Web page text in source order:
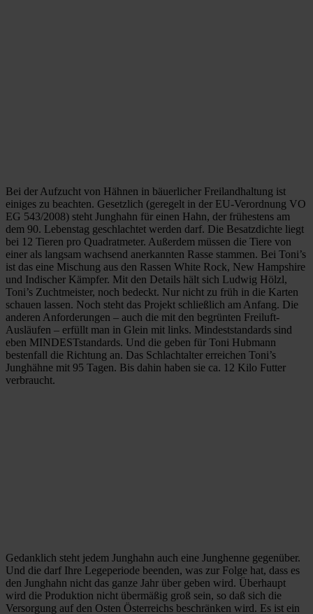
Bei der Aufzucht von Hähnen in bäuerlicher Freilandhaltung ist
einiges zu beachten. Gesetzlich (geregelt in der EU-Verordnung VO
EG 543/2008) steht Junghahn für einen Hahn, der frühestens am
dem 90. Lebenstag geschlachtet werden darf. Die Besatzdichte liegt
bei 12 Tieren pro Quadratmeter. Außerdem müssen die Tiere von
einer als langsam wachsend anerkannten Rasse stammen. Bei Toni’s
ist das eine Mischung aus den Rassen White Rock, New Hampshire
und Indischer Kämpfer. Mit den Details hält sich Ludwig Hölzl,
Toni’s Zuchtmeister, noch bedeckt. Nur nicht zu früh in die Karten
schauen lassen. Noch steht das Projekt schließlich am Anfang. Die
anderen Anforderungen – auch die mit den begrünten Freiluft-
Ausläufen – erfüllt man in Glein mit links. Mindeststandards sind
eben MINDESTstandards. Und die geben für Toni Hubmann
bestenfall die Richtung an. Das Schlachtalter erreichen Toni’s
Junghähne mit 95 Tagen. Bis dahin haben sie ca. 12 Kilo Futter
verbraucht.
Gedanklich steht jedem Junghahn auch eine Junghenne gegenüber.
Und die darf Ihre Legeperiode beenden, was zur Folge hat, dass es
den Junghahn nicht das ganze Jahr über geben wird. Überhaupt
wird die Produktion nicht übermäßig groß sein, so daß sich die
Versorgung auf den Osten Österreichs beschränken wird. Es ist ein